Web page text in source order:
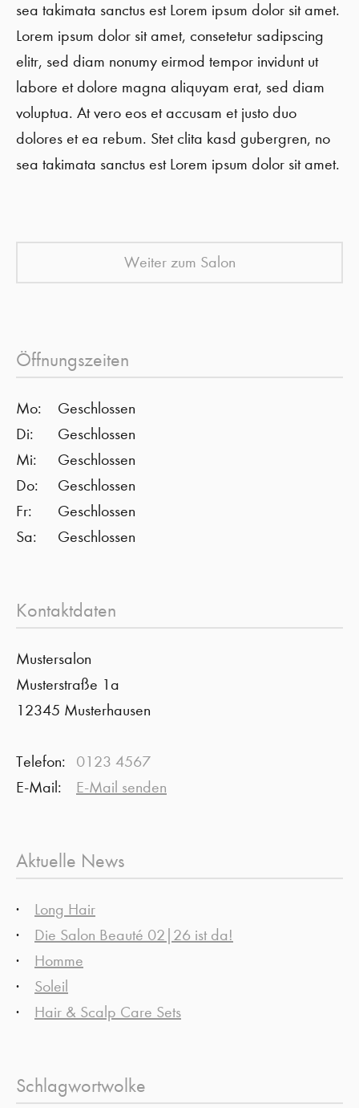
sea takimata sanctus est Lorem ipsum dolor sit amet.
Lorem ipsum dolor sit amet, consetetur sadipscing
elitr, sed diam nonumy eirmod tempor invidunt ut
labore et dolore magna aliquyam erat, sed diam
voluptua. At vero eos et accusam et justo duo
dolores et ea rebum. Stet clita kasd gubergren, no
sea takimata sanctus est Lorem ipsum dolor sit amet.
Weiter zum Salon
Öffnungszeiten
Mo:
Geschlossen
Di:
Geschlossen
Mi:
Geschlossen
Do:
Geschlossen
Fr:
Geschlossen
Sa:
Geschlossen
Kontaktdaten
Mustersalon
Musterstraße 1a
12345 Musterhausen
Telefon:
0123 4567
E-Mail:
E-Mail senden
Aktuelle News
Long Hair
Die Salon Beauté 02|26 ist da!
Homme
Soleil
Hair & Scalp Care Sets
Schlagwortwolke